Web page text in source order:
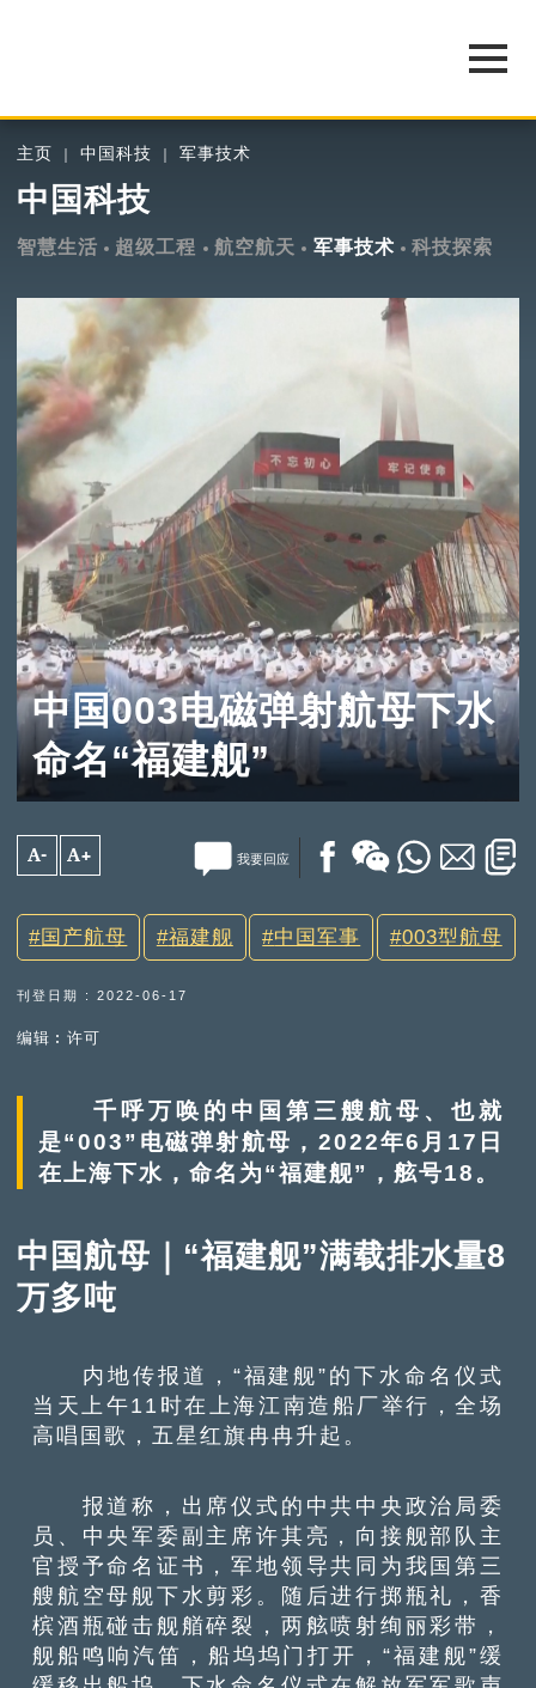
主页 中国科技 军事技术
中国科技
智慧生活 超级工程 航空航天 军事技术 科技探索
中国003电磁弹射航母下水
命名“福建舰”
A- A+ 我要回应
国产航母 福建舰 中国军事 003型航母
刊登日期 : 2022-06-17
编辑︰许可
千呼万唤的中国第三艘航母、也就
是“003”电磁弹射航母，2022年6月17日
在上海下水，命名为“福建舰”，舷号18。
中国航母｜“福建舰”满载排水量8
万多吨
内地传报道，“福建舰”的下水命名仪式
当天上午11时在上海江南造船厂举行，全场
高唱国歌，五星红旗冉冉升起。
报道称，出席仪式的中共中央政治局委
员、中央军委副主席许其亮，向接舰部队主
官授予命名证书，军地领导共同为我国第三
艘航空母舰下水剪彩。随后进行掷瓶礼，香
槟酒瓶碰击舰艏碎裂，两舷喷射绚丽彩带，
舰船鸣响汽笛，船坞坞门打开，“福建舰”缓